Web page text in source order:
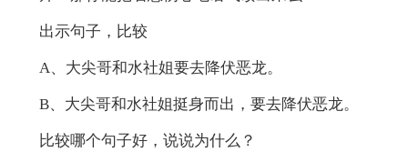
出示句子，比较
A、大尖哥和水社姐要去降伏恶龙。
B、大尖哥和水社姐挺身而出，要去降伏恶龙。
比较哪个句子好，说说为什么？